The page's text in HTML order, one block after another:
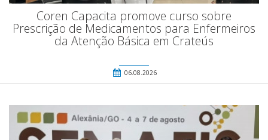
Coren Capacita promove curso sobre
Prescrição de Medicamentos para Enfermeiros
da Atenção Básica em Crateús
06.08.2026